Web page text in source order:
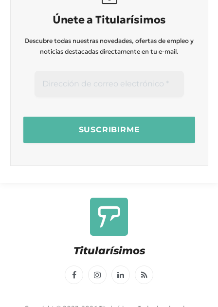
Únete a Titularísimos
Descubre todas nuestras novedades, ofertas de empleo y
noticias destacadas directamente en tu e-mail.
Titularísimos
FacebookInstagramLinkedInRSS